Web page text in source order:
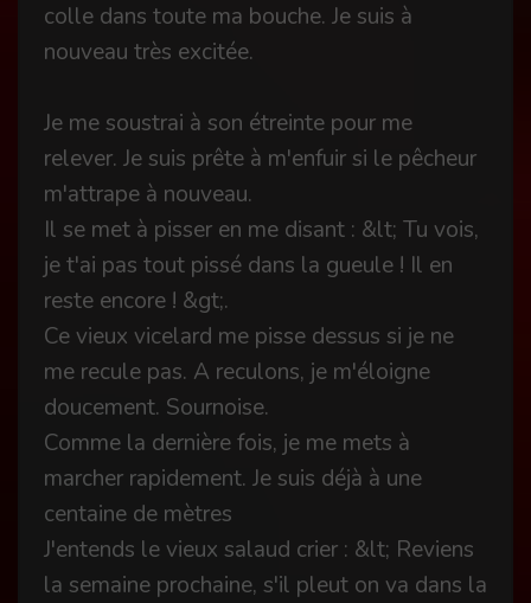
colle dans toute ma bouche. Je suis à
nouveau très excitée.
Je me soustrai à son étreinte pour me
relever. Je suis prête à m'enfuir si le pêcheur
m'attrape à nouveau.
Il se met à pisser en me disant : &lt; Tu vois,
je t'ai pas tout pissé dans la gueule ! Il en
reste encore ! &gt;.
Ce vieux vicelard me pisse dessus si je ne
me recule pas. A reculons, je m'éloigne
doucement. Sournoise.
Comme la dernière fois, je me mets à
marcher rapidement. Je suis déjà à une
centaine de mètres
J'entends le vieux salaud crier : &lt; Reviens
la semaine prochaine, s'il pleut on va dans la